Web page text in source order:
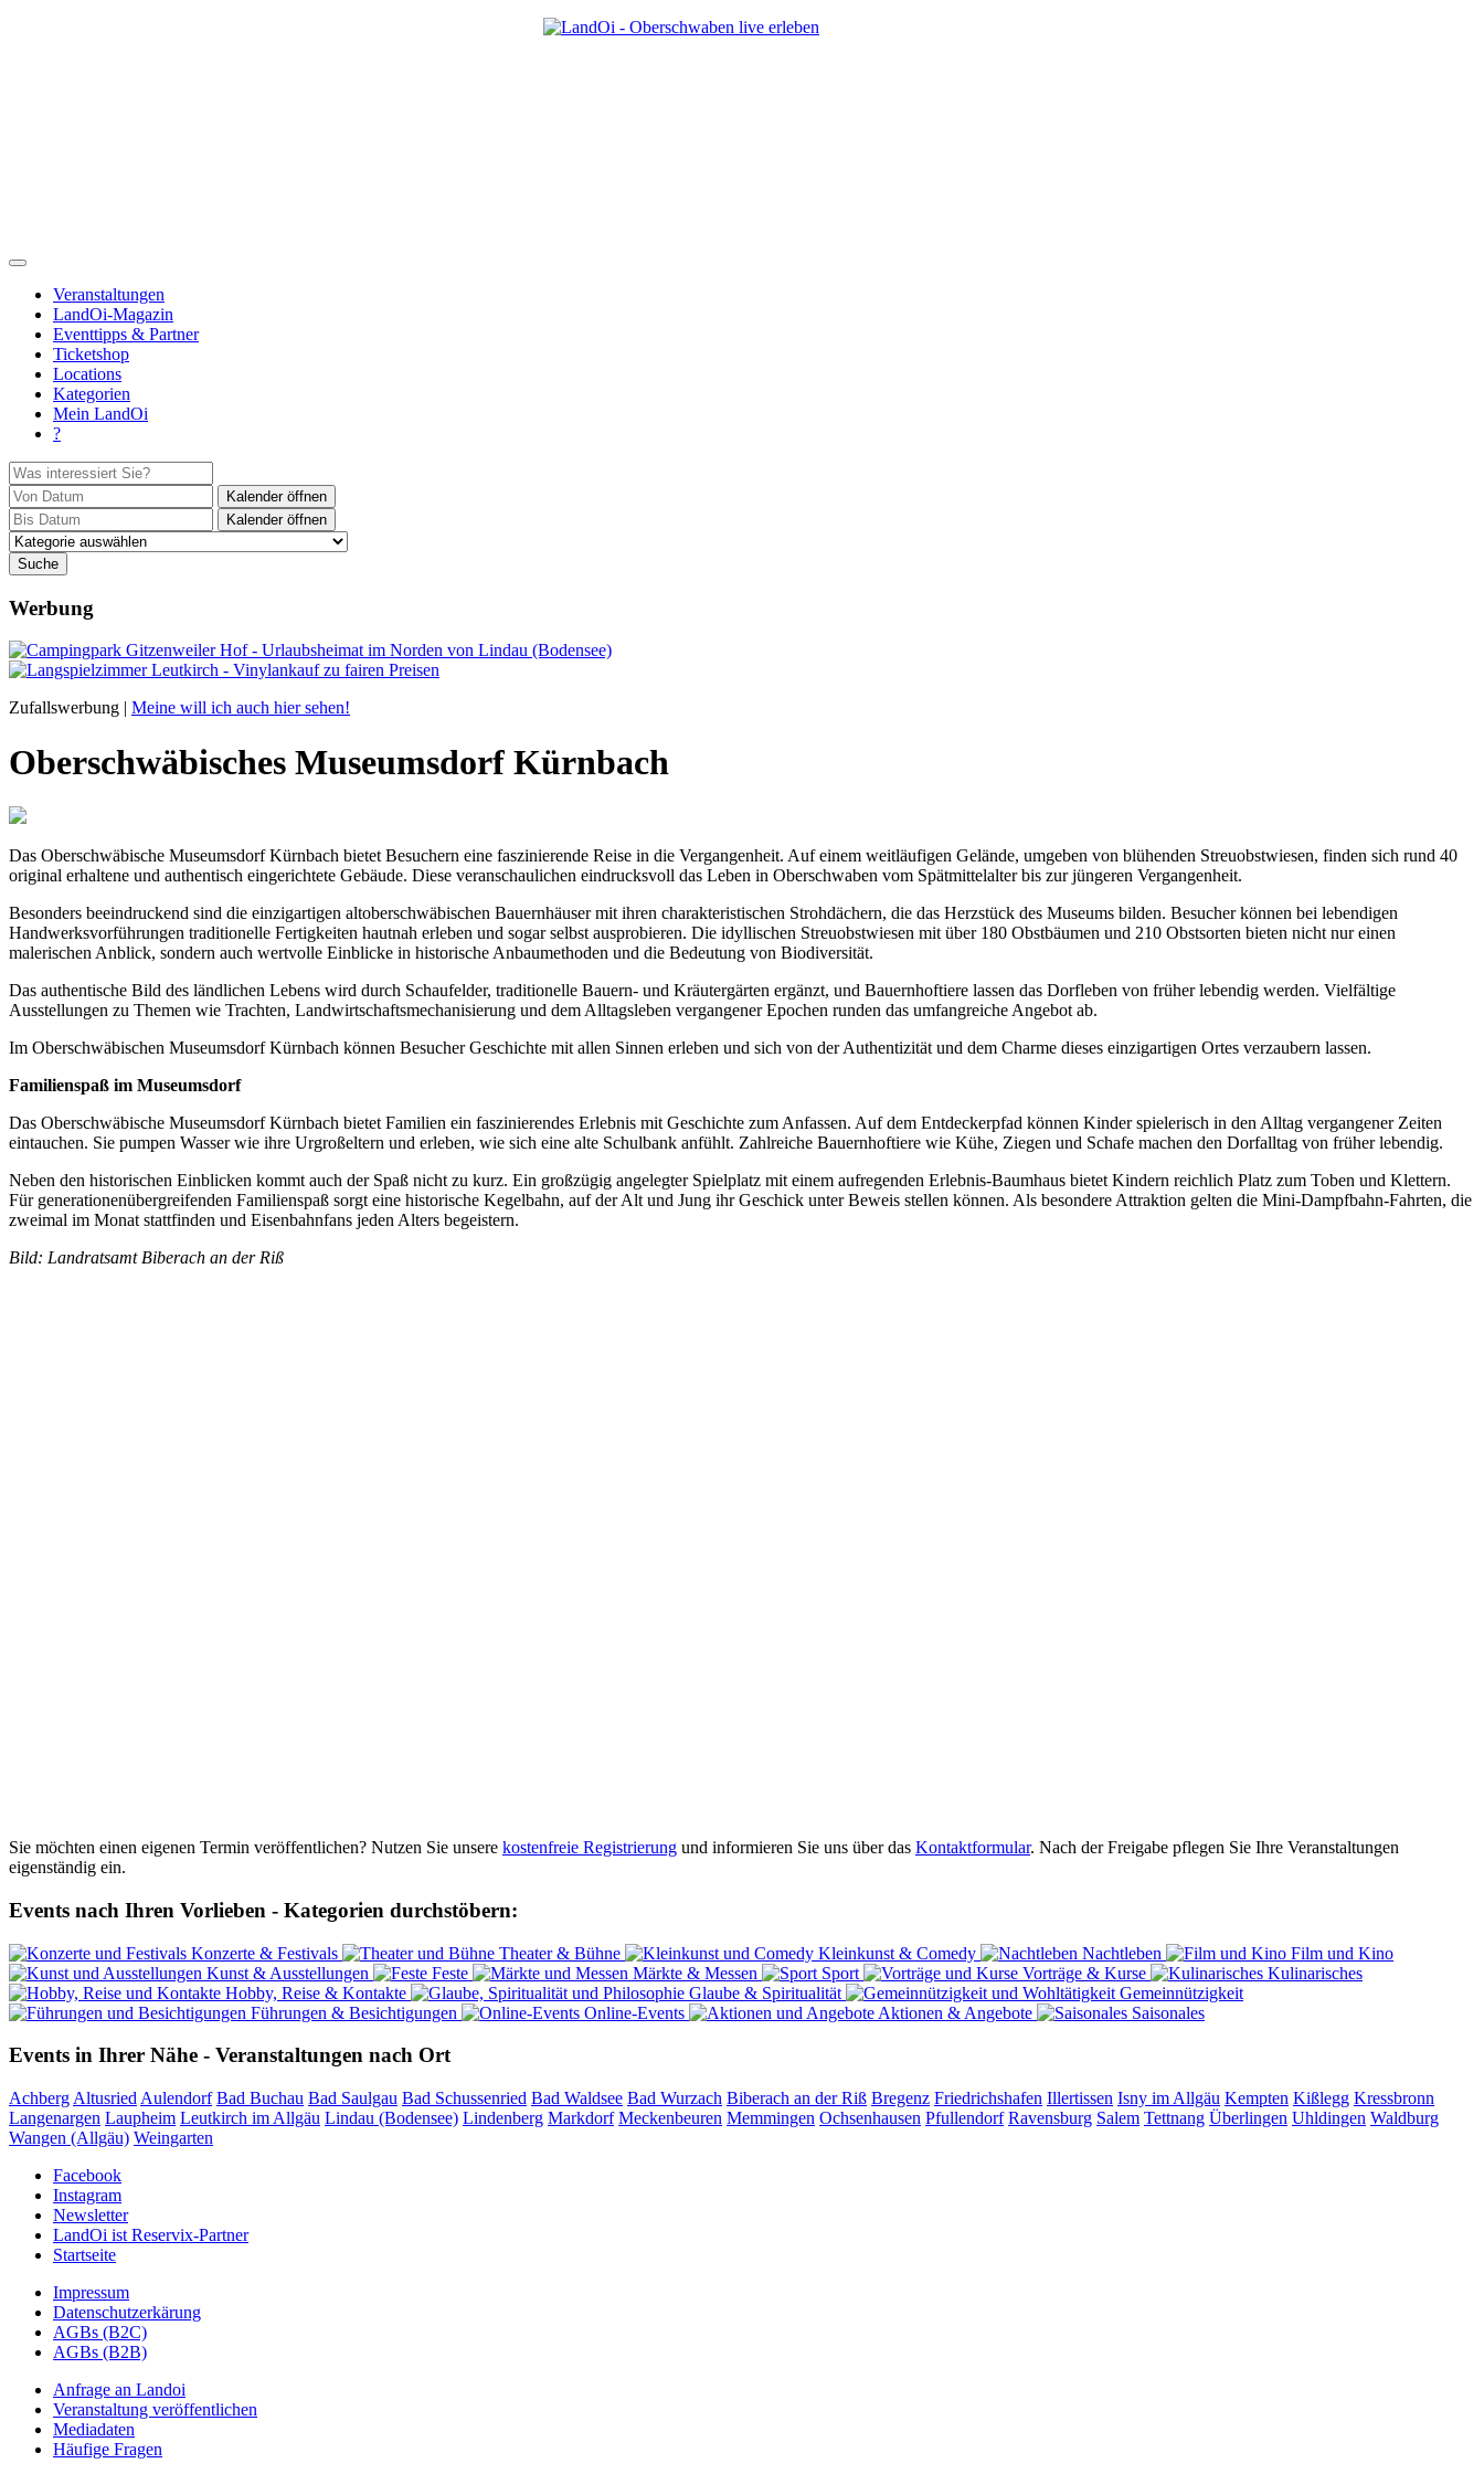
Veranstaltungen
LandOi-Magazin
Eventtipps & Partner
Ticketshop
Locations
Kategorien
Mein LandOi
?
Kalender öffnen
Kalender öffnen
Werbung
Zufallswerbung | Meine will ich auch hier sehen!
Oberschwäbisches Museumsdorf Kürnbach
Das Oberschwäbische Museumsdorf Kürnbach bietet Besuchern eine faszinierende Reise in die Vergangenheit. Auf einem weitläufigen Gelände, umgeben von blühenden Streuobstwiesen, finden sich rund 40
original erhaltene und authentisch eingerichtete Gebäude. Diese veranschaulichen eindrucksvoll das Leben in Oberschwaben vom Spätmittelalter bis zur jüngeren Vergangenheit.
Besonders beeindruckend sind die einzigartigen altoberschwäbischen Bauernhäuser mit ihren charakteristischen Strohdächern, die das Herzstück des Museums bilden. Besucher können bei lebendigen
Handwerksvorführungen traditionelle Fertigkeiten hautnah erleben und sogar selbst ausprobieren. Die idyllischen Streuobstwiesen mit über 180 Obstbäumen und 210 Obstsorten bieten nicht nur einen
malerischen Anblick, sondern auch wertvolle Einblicke in historische Anbaumethoden und die Bedeutung von Biodiversität.
Das authentische Bild des ländlichen Lebens wird durch Schaufelder, traditionelle Bauern- und Kräutergärten ergänzt, und Bauernhoftiere lassen das Dorfleben von früher lebendig werden. Vielfältige
Ausstellungen zu Themen wie Trachten, Landwirtschaftsmechanisierung und dem Alltagsleben vergangener Epochen runden das umfangreiche Angebot ab.
Im Oberschwäbischen Museumsdorf Kürnbach können Besucher Geschichte mit allen Sinnen erleben und sich von der Authentizität und dem Charme dieses einzigartigen Ortes verzaubern lassen.
Familienspaß im Museumsdorf
Das Oberschwäbische Museumsdorf Kürnbach bietet Familien ein faszinierendes Erlebnis mit Geschichte zum Anfassen. Auf dem Entdeckerpfad können Kinder spielerisch in den Alltag vergangener Zeiten
eintauchen. Sie pumpen Wasser wie ihre Urgroßeltern und erleben, wie sich eine alte Schulbank anfühlt. Zahlreiche Bauernhoftiere wie Kühe, Ziegen und Schafe machen den Dorfalltag von früher lebendig.
Neben den historischen Einblicken kommt auch der Spaß nicht zu kurz. Ein großzügig angelegter Spielplatz mit einem aufregenden Erlebnis-Baumhaus bietet Kindern reichlich Platz zum Toben und Klettern.
Für generationenübergreifenden Familienspaß sorgt eine historische Kegelbahn, auf der Alt und Jung ihr Geschick unter Beweis stellen können. Als besondere Attraktion gelten die Mini-Dampfbahn-Fahrten, die
zweimal im Monat stattfinden und Eisenbahnfans jeden Alters begeistern.
Bild: Landratsamt Biberach an der Riß
Sie möchten einen eigenen Termin veröffentlichen? Nutzen Sie unsere kostenfreie Registrierung und informieren Sie uns über das Kontaktformular. Nach der Freigabe pflegen Sie Ihre Veranstaltungen
eigenständig ein.
Events nach Ihren Vorlieben - Kategorien durchstöbern:
Konzerte & Festivals Theater & Bühne Kleinkunst & Comedy Nachtleben
Film und Kino
Kunst & Ausstellungen
Feste Märkte & Messen Sport Vorträge & Kurse
Kulinarisches
Hobby, Reise & Kontakte
Glaube & Spiritualität
Gemeinnützigkeit
Führungen & Besichtigungen
Online-Events Aktionen & Angebote Saisonales
Events in Ihrer Nähe - Veranstaltungen nach Ort
Achberg Altusried Aulendorf Bad Buchau Bad Saulgau Bad Schussenried Bad Waldsee Bad Wurzach Biberach an der Riß Bregenz Friedrichshafen Illertissen Isny im Allgäu Kempten Kißlegg Kressbronn
Langenargen Laupheim Leutkirch im Allgäu Lindau (Bodensee) Lindenberg Markdorf Meckenbeuren Memmingen Ochsenhausen Pfullendorf Ravensburg Salem Tettnang Überlingen Uhldingen Waldburg
Wangen (Allgäu) Weingarten
Facebook
Instagram
Newsletter
LandOi ist Reservix-Partner
Startseite
Impressum
Datenschutzerkärung
AGBs (B2C)
AGBs (B2B)
Anfrage an Landoi
Veranstaltung veröffentlichen
Mediadaten
Häufige Fragen